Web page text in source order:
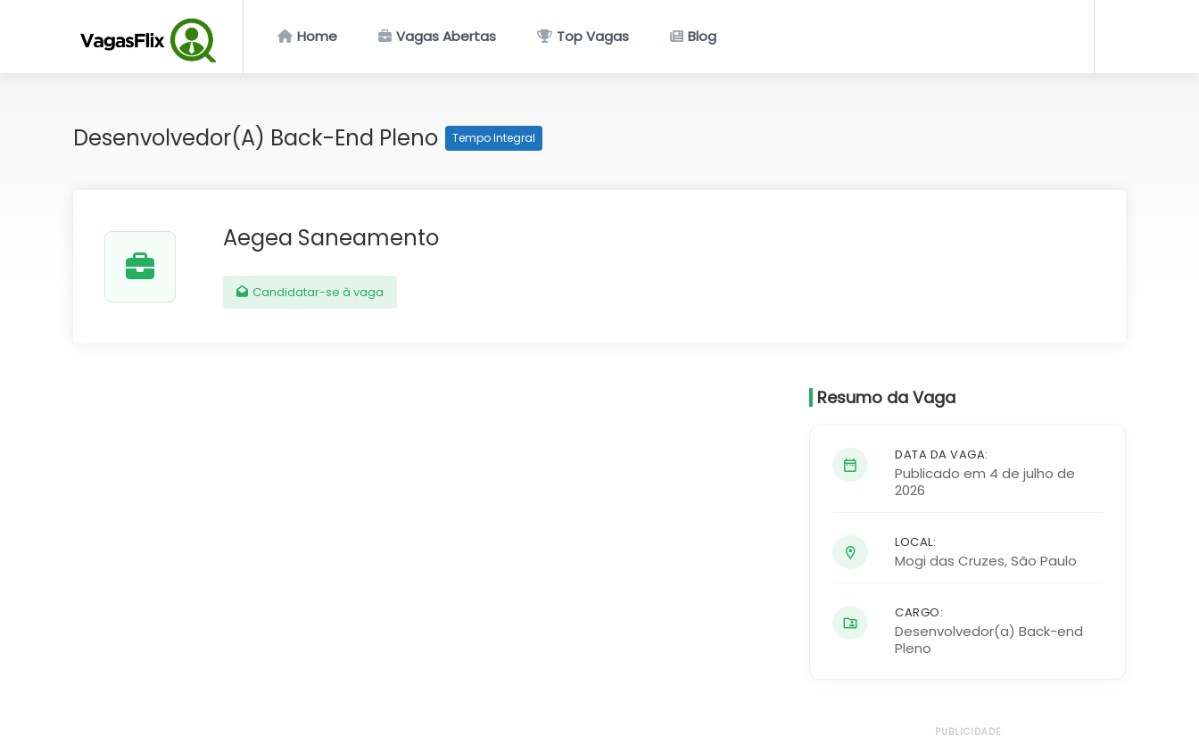
Home Vagas Abertas Top Vagas Blog
Desenvolvedor(a) Back-End Pleno Tempo Integral
Aegea Saneamento
Candidatar-se à vaga
Resumo da Vaga
DATA DA VAGA:
Publicado em 4 de julho de
2026
LOCAL:
Mogi das Cruzes,São Paulo
CARGO:
Desenvolvedor(a) Back-end
Pleno
PUBLICIDADE